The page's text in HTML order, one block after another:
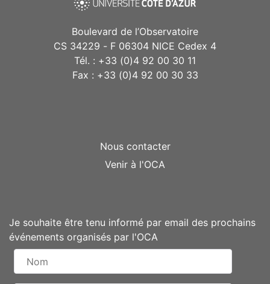
Boulevard de l’Observatoire
CS 34229 - F 06304 NICE Cedex 4
Tél. : +33 (0)4 92 00 30 11
Fax : +33 (0)4 92 00 30 33
Nous contacter
Venir à l'OCA
Je souhaite être tenu informé par email des prochains
événements organisés par l'OCA